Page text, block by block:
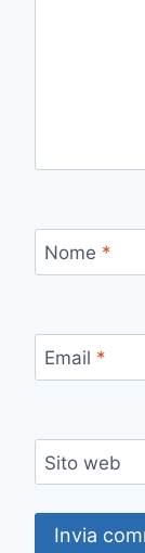
Nome *
Email *
Sito web